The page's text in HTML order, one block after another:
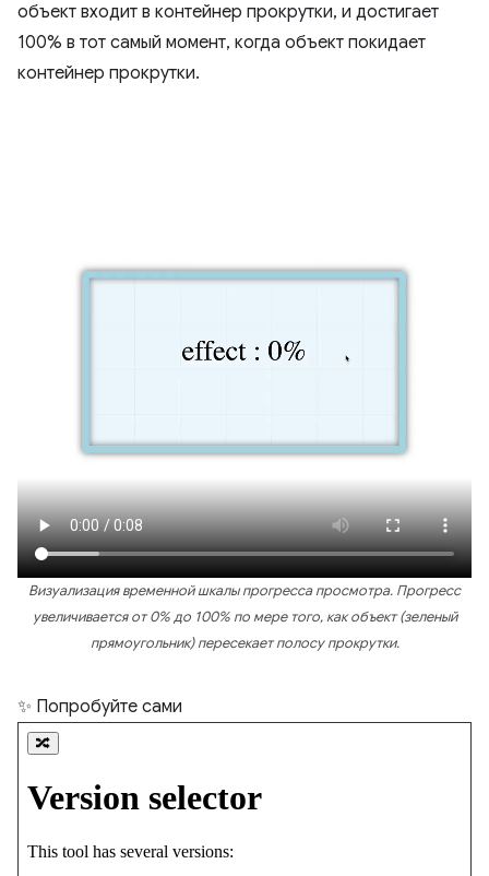
объект входит в контейнер прокрутки, и достигает
100% в тот самый момент, когда объект покидает
контейнер прокрутки.
Визуализация временной шкалы прогресса просмотра. Прогресс
увеличивается от 0% до 100% по мере того, как объект (зеленый
прямоугольник) пересекает полосу прокрутки.
✨ Попробуйте сами